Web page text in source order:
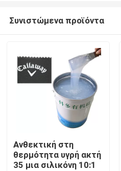
Σπίτι
Συνιστώμενα προϊόντα
Ανθεκτική στη
θερμότητα υγρή ακτή
35 μια σιλικόνη 10:1